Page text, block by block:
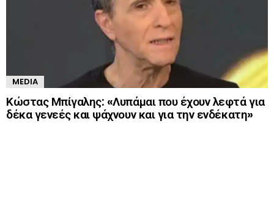
MEDIA
Κώστας Μπίγαλης: «Λυπάμαι που έχουν λεφτά για
δέκα γενεές και ψάχνουν και για την ενδέκατη»